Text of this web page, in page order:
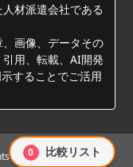
材派遣会社である
、画像、データその
用、転載、AI開発
することでご活用
Reserved.
0 比較リスト